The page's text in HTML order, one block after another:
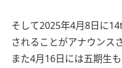
そして2025年4月8日に
されることがアナウンス
また4月16日には五期生